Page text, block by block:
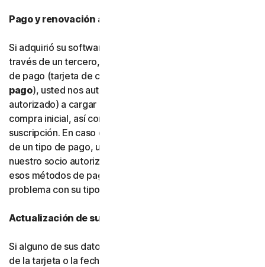
Pago y renovación automática
Si adquirió su software directamente con nosotros y no a
través de un tercero, cuando nos facilite su información
de pago (tarjeta de crédito o débito u otro
pago), usted nos autoriza a nosotros (o a nuestro socio
autorizado) a cargar en su tipo de pago el importe de la
compra inicial, así como las renovaciones de la
suscripción. En caso de que proporcione y almacene más
de un tipo de pago, usted nos autoriza a nosotros (o a
nuestro socio autorizado) a cargar automáticamente
esos métodos de pago alternativos si se produce algún
problema con su tipo de pago principal.
Actualización de sus datos de pago
Si alguno de sus datos de pago cambia (como el número
de la tarjeta o la fecha de vencimiento), actualice lo